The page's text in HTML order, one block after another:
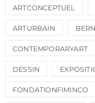
ARTCONCEPTUEL
ARTURBAIN
CONTEMPORARYART
DESSIN
FONDATIONFIMINCO